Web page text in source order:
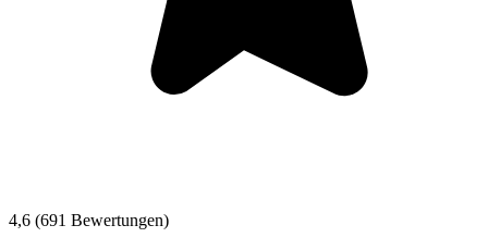
4,6 (691 Bewertungen)